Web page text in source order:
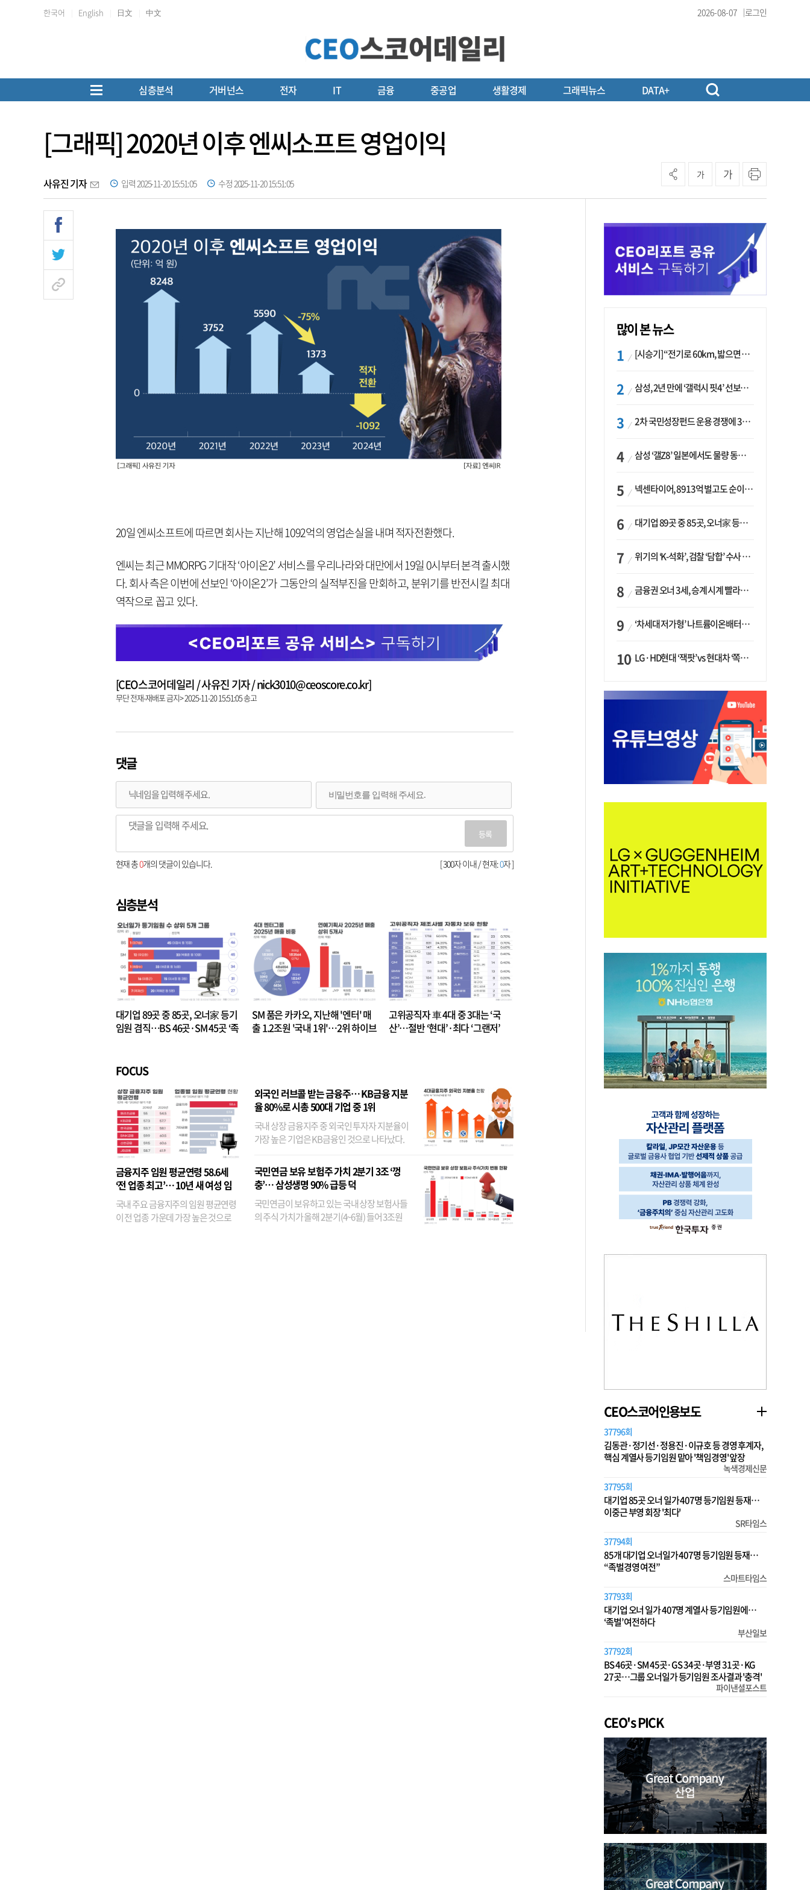
한국어 English 日文 中文 2026-08-07 로그인
심층분석 거버넌스 전자 IT 금융 중공업 생활경제 그래픽뉴스 DATA+
[그래픽] 2020년 이후 엔씨소프트 영업이익
사유진 기자 입력 2025-11-20 15:51:05 수정 2025-11-20 15:51:05
가 가
20일 엔씨소프트에 따르면 회사는 지난해 1092억의 영업손실을 내며 적자전환했다.
엔씨는 최근 MMORPG 기대작 ‘아이온2’ 서비스를 우리나라와 대만에서 19일 0시부터 본격 출시했
다. 회사 측은 이번에 선보인 ‘아이온2’가 그동안의 실적부진을 만회하고, 분위기를 반전시킬 최대
역작으로 꼽고 있다.
[CEO스코어데일리 / 사유진 기자 / nick3010@ceoscore.co.kr]
무단 전재-재배포 금지> 2025-11-20 15:51:05 송고
댓글
등록
[ 300자 이내 / 현재:0자 ]
현재 총0개의 댓글이 있습니다.
심층분석
대기업 89곳 중 85곳, 오너家 등기
임원 겸직…BS 46곳·SM 45곳 ‘족
SM 품은 카카오, 지난해 '엔터' 매
출 1.2조원 '국내 1위'…2위 하이브
고위공직자 車 4대 중 3대는 ‘국
산’…절반 ‘현대’·최다 ‘그랜저’
FOCUS
금융지주 임원 평균연령 58.6세
‘전 업종 최고’… 10년 새 여성 임
원은 14배 껑충
국내 주요 금융지주의 임원 평균연령
이 전 업종 가운데 가장 높은 것으로
외국인 러브콜 받는 금융주… KB금융 지분
율 80%로 시총 500대 기업 중 1위
국내 상장 금융지주 중 외국인 투자자 지분율이
가장 높은 기업은 KB금융인 것으로 나타났다.
융이었다. 특히 KB금융은 지난달 말 기준 해외
기관투자자 지분율이...
국민연금 보유 보험주 가치 2분기 3조 ‘껑
충’… 삼성생명 90% 급등 덕
국민연금이 보유하고 있는 국내 상장 보험사들
의 주식 가치가 올해 2분기(4~6월) 들어 3조원
많이 본 뉴스
[시승기] “전기로 60km, 밟으면 462마력”…볼보 XC60 T8의 두 얼굴
삼성, 2년 만에 ‘갤럭시 핏4’ 선보이나…웨어러블 생태계 확장 ‘시동’
2차 국민성장펀드 운용 경쟁에 33개사 몰렸다…신한·하나 등 새 얼굴 대거 합류
삼성 ‘갤Z8’ 일본에서도 물량 동났다…애플 참전 앞두고 선두 수성 ‘시험대’
넥센타이어, 8913억 벌고도 순이익 2억…유럽 세부담에 이익 증발
대기업 89곳 중 85곳, 오너家 등기임원 겸직…BS 46곳·SM 45곳 ‘족벌경영’ 고착화
위기의 ‘K-석화’, 검찰 ‘담합’ 수사 착수…“LG·한화·롯데 등 7개 업체, 8개 제품 가격 담합”
금융권 오너 3세, 승계 시계 빨라지나…한국투자 ‘속도’·미래에셋·메리츠는 ‘거리두기’
‘차세대 저가형’ 나트륨이온배터리 시대 오나…LG화학·에코프로, 상용화 속도낸다
LG·HD현대 ‘잭팟’ vs 현대차 ‘쪽박’…글로벌 사모펀드, 韓 대기업 투자 ‘희비’
CEO스코어인용보도
37796회
김동관·정기선·정용진·이규호 등 경영 후계자,
핵심 계열사 등기임원 맡아 '책임경영' 앞장
녹색경제신문
37795회
대기업 85곳 오너 일가 407명 등기임원 등재…
이중근 부영 회장 '최다'
SR타임스
37794회
85개 대기업 오너일가 407명 등기임원 등재…
“족벌경영 여전”
스마트타임스
37793회
대기업 오너 일가 407명 계열사 등기임원에…
‘족벌’ 여전하다
부산일보
37792회
BS 46곳·SM 45곳·GS 34곳·부영 31곳·KG
27곳…그룹 오너일가 등기임원 조사결과 '충격'
파이낸셜포스트
CEO's PICK